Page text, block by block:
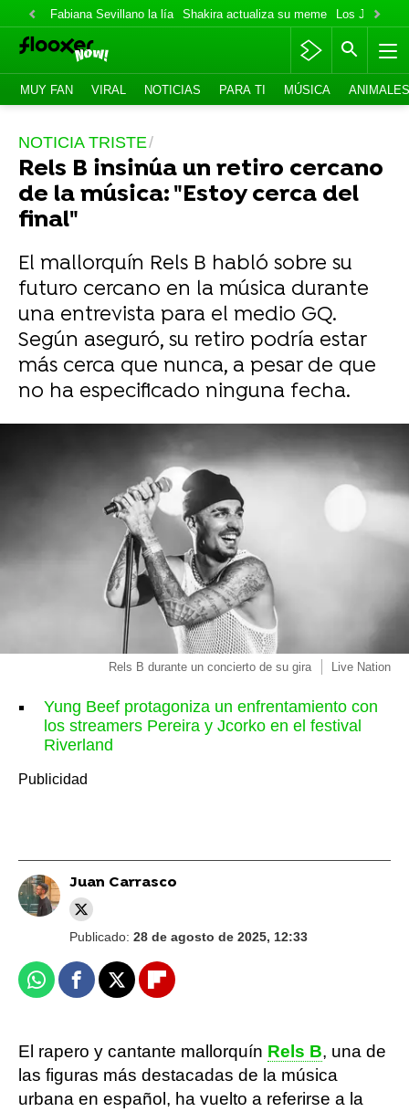
Fabiana Sevillano la lía Shakira actualiza su meme Los Jonas
MUY FAN VIRAL NOTICIAS PARA TI MÚSICA ANIMALES
NOTICIA TRISTE
Rels B insinúa un retiro cercano
de la música: "Estoy cerca del
final"
El mallorquín Rels B habló sobre su
futuro cercano en la música durante
una entrevista para el medio GQ.
Según aseguró, su retiro podría estar
más cerca que nunca, a pesar de que
no ha especificado ninguna fecha.
Rels B durante un concierto de su gira Live Nation
Yung Beef protagoniza un enfrentamiento con
los streamers Pereira y Jcorko en el festival
Riverland
Juan Carrasco
Publicado: 28 de agosto de 2025, 12:33
WhatsappFacebook
X Flipboard
El rapero y cantante mallorquín Rels B, una de
las figuras más destacadas de la música
urbana en español, ha vuelto a referirse a la